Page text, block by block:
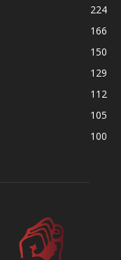
224
166
150
129
112
105
100